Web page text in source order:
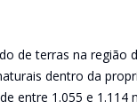
de terras na região
dentro da
entre 1.055 e 1.114